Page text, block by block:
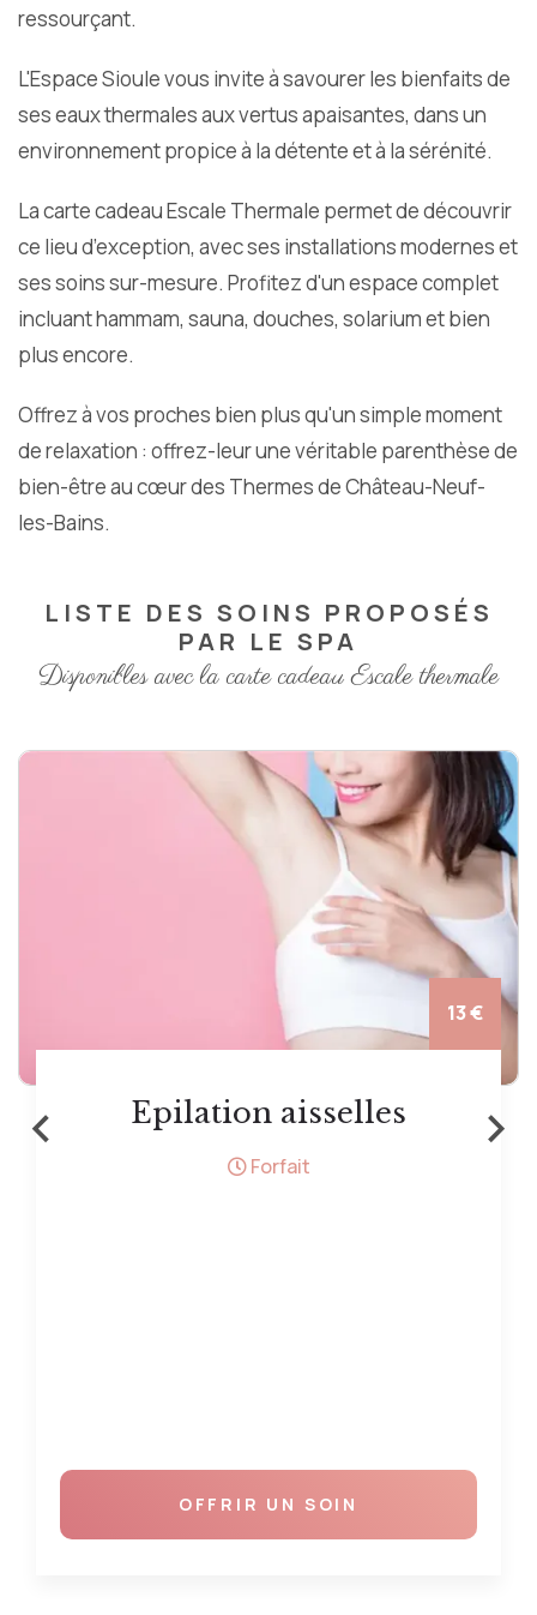
ressourçant.
L'Espace Sioule vous invite à savourer les bienfaits de
ses eaux thermales aux vertus apaisantes, dans un
environnement propice à la détente et à la sérénité.
La carte cadeau Escale Thermale permet de découvrir
ce lieu d’exception, avec ses installations modernes et
ses soins sur-mesure. Profitez d'un espace complet
incluant hammam, sauna, douches, solarium et bien
plus encore.
Offrez à vos proches bien plus qu'un simple moment
de relaxation : offrez-leur une véritable parenthèse de
bien-être au cœur des Thermes de Château-Neuf-
les-Bains.
LISTE DES SOINS PROPOSÉS
PAR LE SPA
Disponibles avec la carte cadeau Escale thermale
13 €
Epilation aisselles
Forfait
OFFRIR UN SOIN
‹ ›